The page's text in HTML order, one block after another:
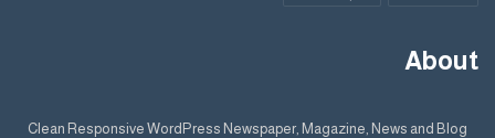
About
Clean Responsive WordPress Newspaper, Magazine, News and Blog